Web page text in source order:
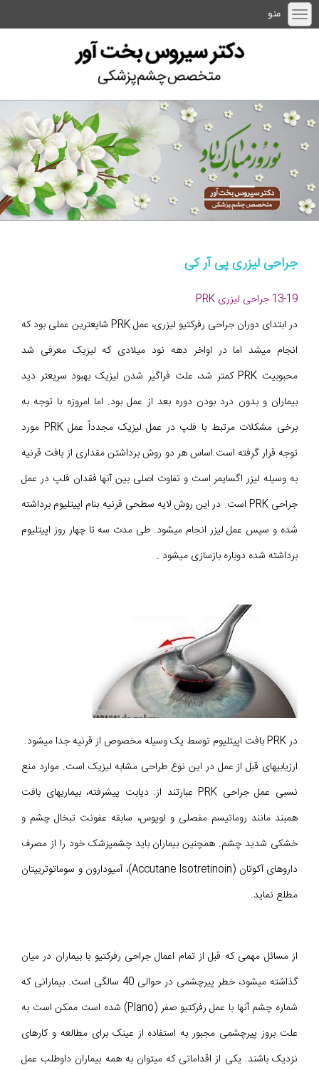
منو
جراحی لیزری پی آر کی
13-19 جراحی لیزری PRK
در ابتدای دوران جراحی رفرکتیو لیزری، عمل PRK شایعترین عملی بود که
انجام میشد اما در اواخر دهه نود میلادی که لیزیک معرفی شد
محبوبیت PRK کمتر شد، علت فراگیر شدن لیزیک بهبود سریعتر دید
بیماران و بدون درد بودن دوره بعد از عمل بود. اما امروزه با توجه به
برخی مشکلات مرتبط با فلپ در عمل لیزیک مجدداً عمل PRK مورد
توجه قرار گرفته است.اساس هر دو روش برداشتن مقداری از بافت قرنیه
به وسیله لیزر اگسایمر است و تفاوت اصلی بین آنها فقدان فلپ در عمل
جراحی PRK است. در این روش لایه سطحی قرنیه بنام اپیتلیوم برداشته
شده و سپس عمل لیزر انجام می‎شود. طی مدت سه تا چهار روز اپیتلیوم
برداشته شده دوباره بازسازی می‎شود .
در PRK بافت اپیتلیوم توسط یک وسیله مخصوص از قرنیه جدا می‎شود.
ارزیابیهای قبل از عمل در این نوع طراحی مشابه لیزیک است. موارد منع
نسبی عمل جراحی PRK عبارتند از: دیابت پیشرفته، بیماریهای بافت
همبند مانند روماتیسم مفصلی و لوپوس، سابقه عفونت تبخال چشم و
خشکی شدید چشم. همچنین بیماران باید چشمپزشک خود را از مصرف
داروهای آکوتان (Accutane Isotretinoin)، آمیودارون و سوماتوتریپتان
مطلع نماید.
از مسائل مهمی که قبل از تمام اعمال جراحی رفرکتیو با بیماران در میان
گذاشته می‎شود، خطر پیرچشمی در حوالی 40 سالگی است. بیمارانی که
شماره چشم آنها با عمل رفرکتیو صفر (Plano) شده است ممکن است به
علت بروز پیرچشمی مجبور به استفاده از عینک برای مطالعه و کارهای
نزدیک باشند. یکی از اقداماتی که میتوان به همه بیماران داوطلب عمل